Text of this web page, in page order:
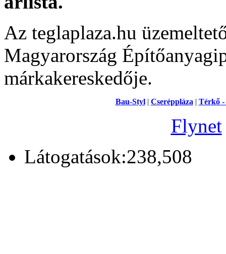
Az teglaplaza.hu
Magyarország
márkakereskedője.
Bau-Styl| Cseréppláza | Térkő -
Flynet
Látogatások:238,508